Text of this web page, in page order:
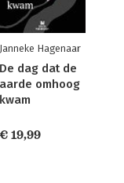
Janneke Hagenaar
De dag dat de
aarde omhoog
kwam
€ 19,99